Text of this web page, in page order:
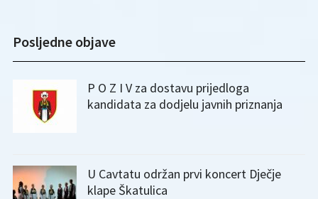
Posljedne objave
P O Z I V za dostavu prijedloga
kandidata za dodjelu javnih priznanja
U Cavtatu održan prvi koncert Dječje
klape Škatulica